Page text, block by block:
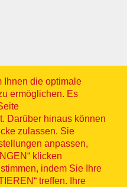
Ihnen die optimale
ermöglichen. Es
Darüber hinaus können
zulassen. Sie
anpassen,
klicken
indem Sie Ihre
treffen. Ihre